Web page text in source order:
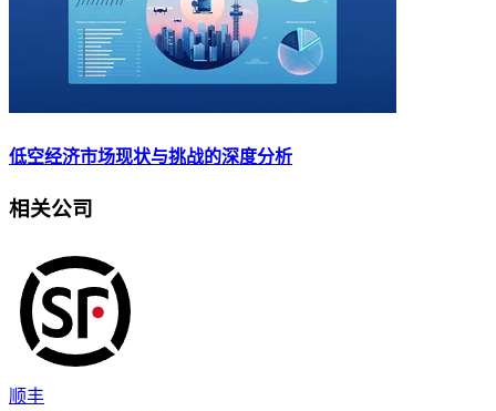
低空经济市场现状与挑战的深度分析
相关公司
顺丰